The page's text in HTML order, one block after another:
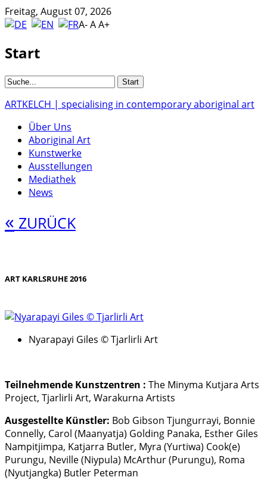
Freitag, August 07, 2026
A-AA+
Start
ARTKELCH | specialising in contemporary aboriginal art
Über Uns
Aboriginal Art
Kunstwerke
Ausstellungen
Mediathek
News
« ZURÜCK
ART KARLSRUHE 2016
Nyarapayi Giles © Tjarlirli Art
Teilnehmende Kunstzentren : The Minyma Kutjara Arts
Project, Tjarlirli Art, Warakurna Artists
Ausgestellte Künstler: Bob Gibson Tjungurrayi, Bonnie
Connelly, Carol (Maanyatja) Golding Panaka, Esther Giles
Nampitjimpa, Katjarra Butler, Myra (Yurtiwa) Cook(e)
Purungu, Neville (Niypula) McArthur (Purungu), Roma
(Nyutjangka) Butler Peterman